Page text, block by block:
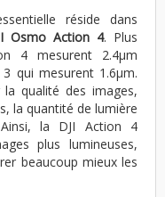
réside dans
Osmo Action 4. Plus
4 mesurent 2.4μm
qui mesurent 1.6μm.
la qualité des images,
la quantité de lumière
la DJI Action 4
plus lumineuses,
beaucoup mieux les